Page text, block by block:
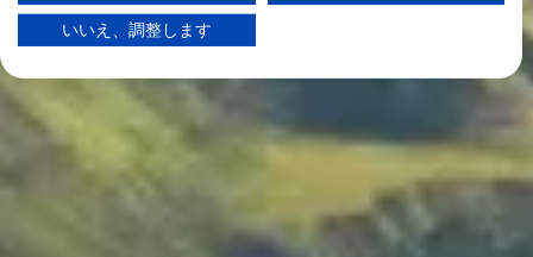
お客様の同意とcookieポリシーは、この Web サイト/アプリにのみ適用され
当社はお客様のデータを次の目的で使用します。
IABの処理目的：
情報をデバイスに保存および／またはアクセス
広告の選択のために制限付きデータを利用する
いいえ、調整します